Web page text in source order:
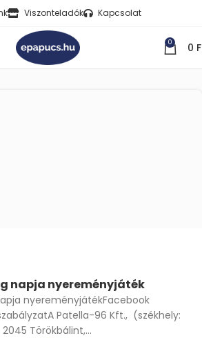
Viszonteladók Kapcsolat
0 0
napja nyereményjáték
nyereményjátékFacebook
Patella-96 Kft., (székhely:
2045 Törökbálint,...